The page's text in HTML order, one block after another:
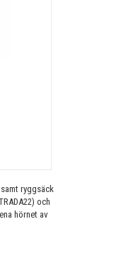
ryggsäck
och
hörnet av